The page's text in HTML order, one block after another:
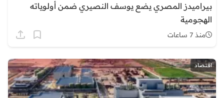
بيراميدز المصري يضع يوسف النصيري ضمن أولوياته
الهجومية
منذ 7 ساعات
اقتصاد